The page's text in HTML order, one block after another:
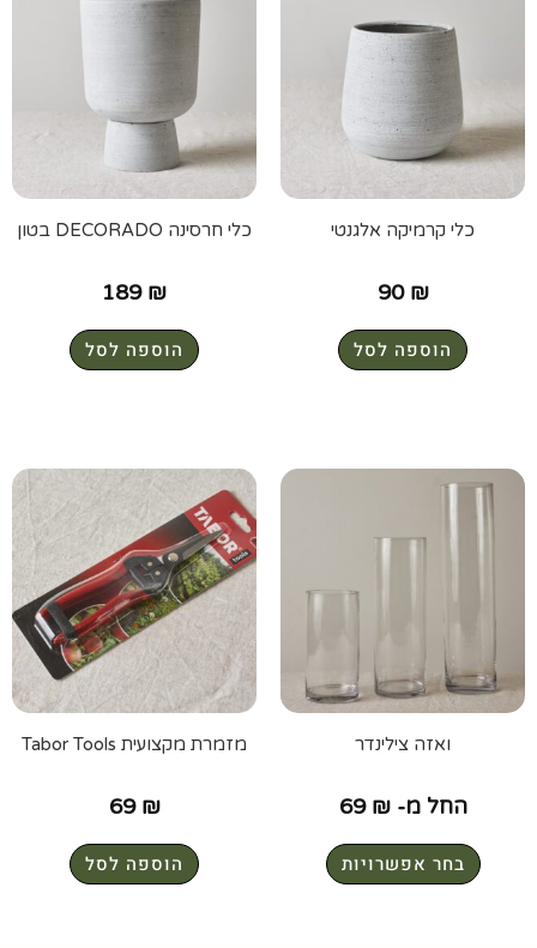
כלי קרמיקה אלגנטי
90 ₪
הוספה לסל
כלי חרסינה DECORADO בטון
189 ₪
הוספה לסל
ואזה צילינדר
החל מ- 69 ₪
בחר אפשרויות
מזמרת מקצועית Tabor Tools
69 ₪
הוספה לסל